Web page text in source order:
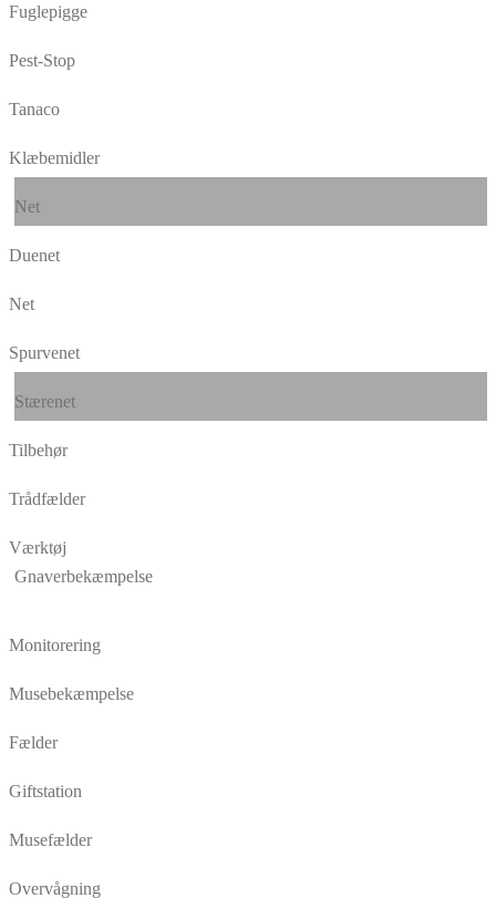
Fuglepigge
Pest-Stop
Tanaco
Klæbemidler
Net
Duenet
Net
Spurvenet
Stærenet
Tilbehør
Trådfælder
Værktøj
Gnaverbekæmpelse
Monitorering
Musebekæmpelse
Fælder
Giftstation
Musefælder
Overvågning